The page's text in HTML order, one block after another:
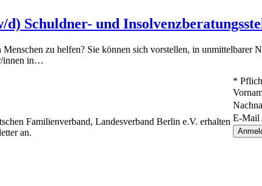
Schuldner- und
Menschen zu helfen? Sie können sich vorstellen, in
innen in…
Familienverband, Landesverband Berlin e.V. erhalten
an.
*
E-Mail